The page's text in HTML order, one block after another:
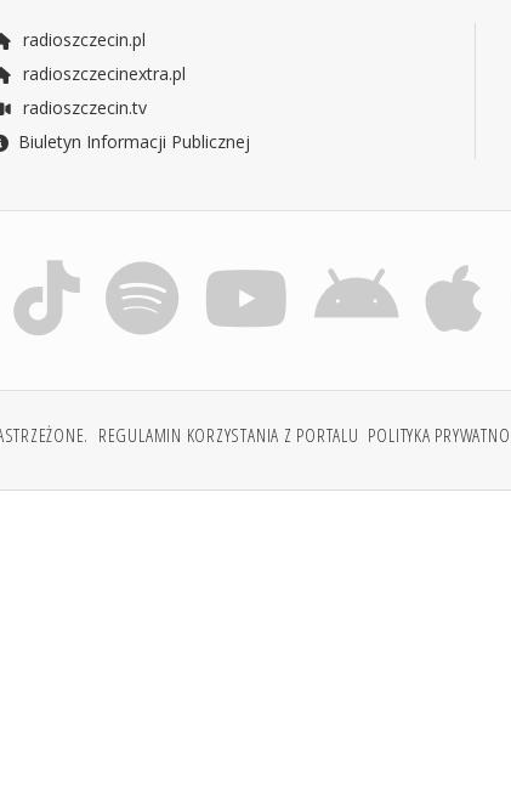
radioszczecin.pl
radioszczecinextra.pl
radioszczecin.tv
Biuletyn Informacji Publicznej
REGULAMIN KORZYSTANIA Z PORTALU POLITYKA